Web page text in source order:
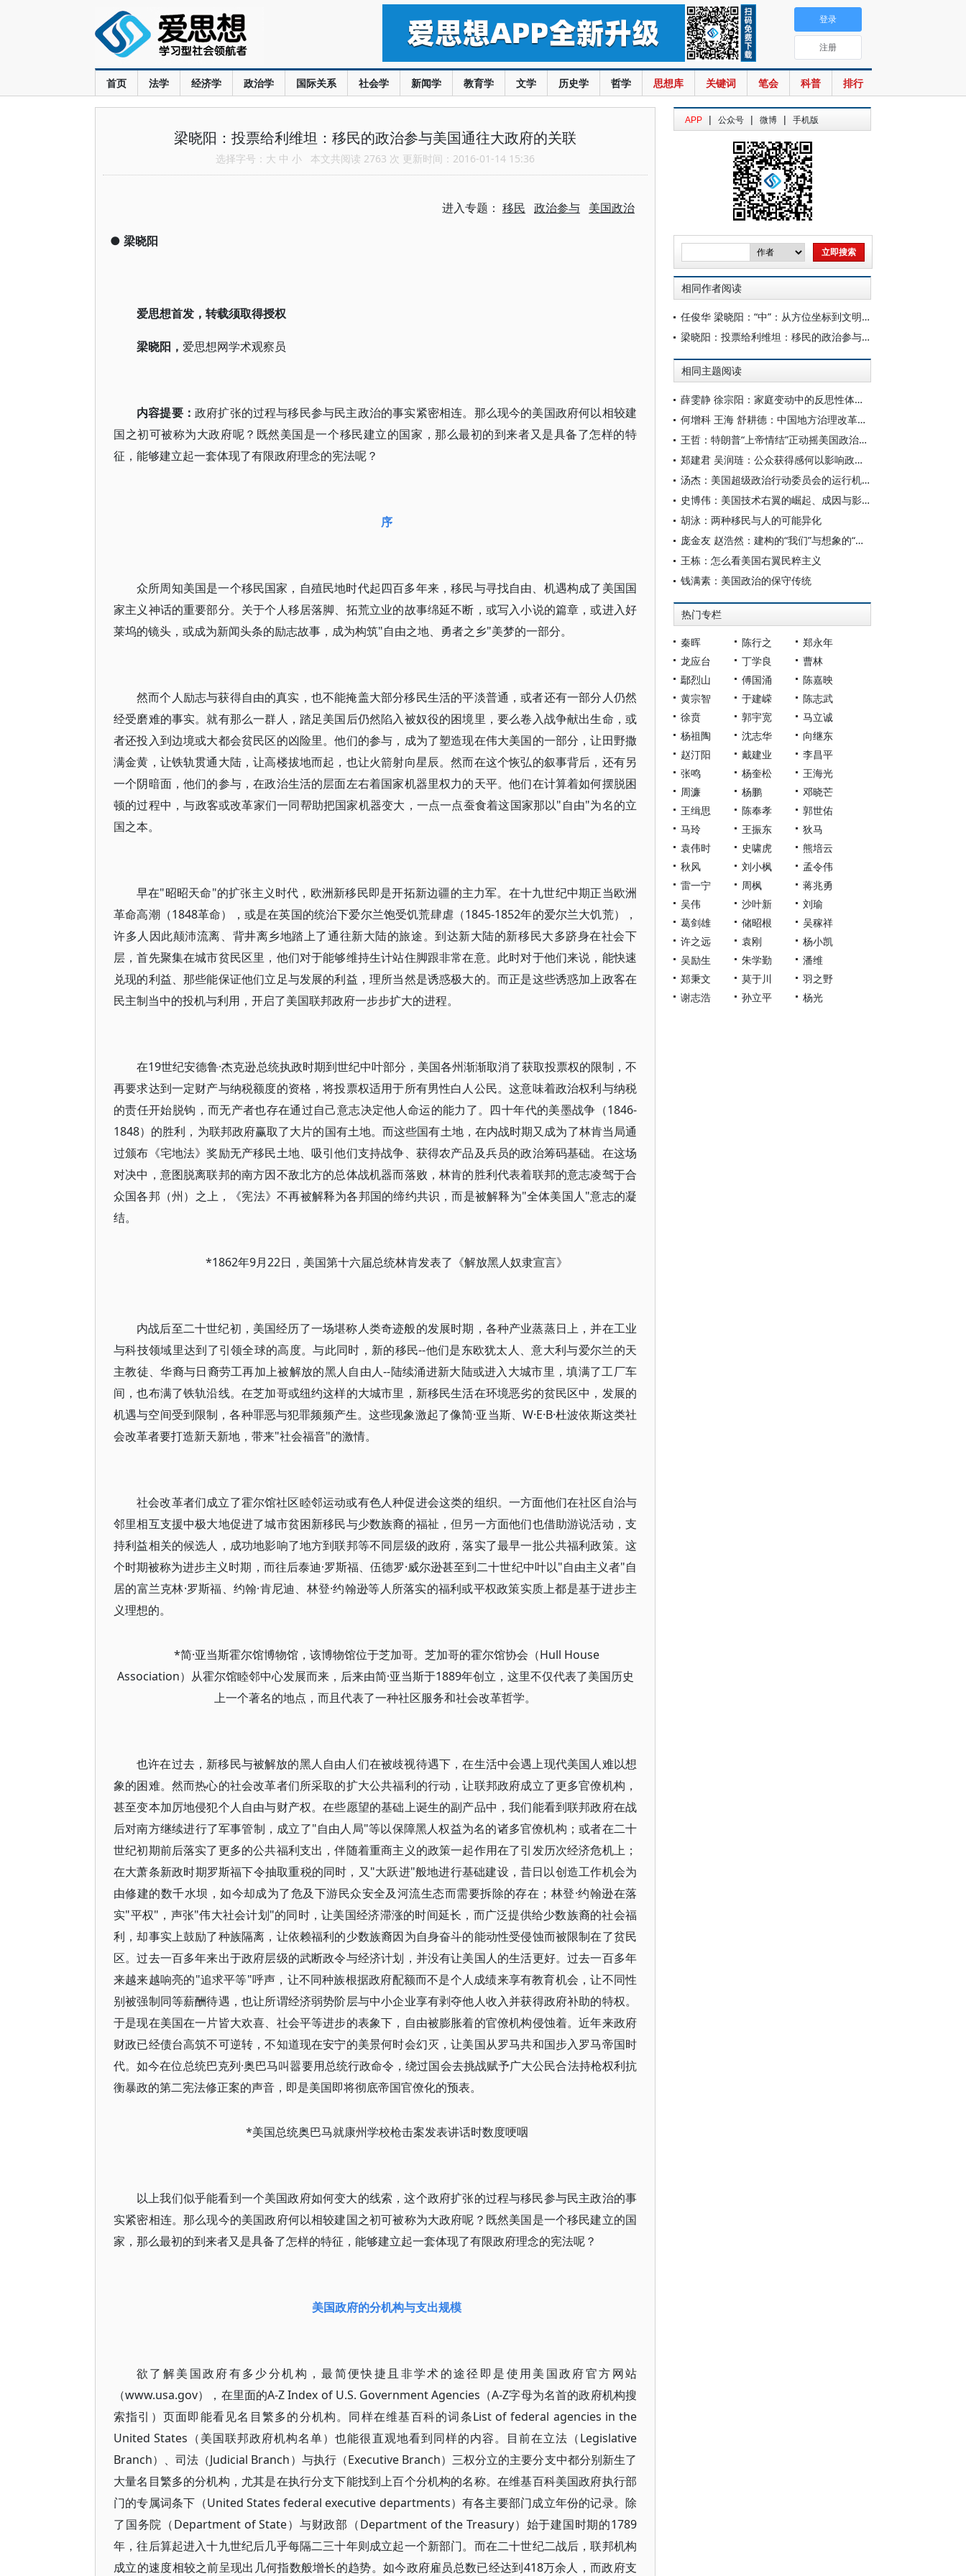
首页 法学 经济学 政治学 国际关系 社会学 新闻学 教育学 文学 历史学 哲学 思想库 关键词 笔会 科普 排行
登录
注册
梁晓阳：投票给利维坦：移民的政治参与美国通往大政府的关联
选择字号： 大 中 小 本文共阅读 2763 次 更新时间：2016-01-14 15:36
进入专题： 移民 政治参与 美国政治
● 梁晓阳
爱思想首发，转载须取得授权
梁晓阳， 爱思想网学术观察员
内容提要： 政府扩张的过程与移民参与民主政治的事实紧密相连。那么现今的美国政府何以相较建
国之初可被称为大政府呢？既然美国是一个移民建立的国家，那么最初的到来者又是具备了怎样的特
征，能够建立起一套体现了有限政府理念的宪法呢？
序
众所周知美国是一个移民国家，自殖民地时代起四百多年来，移民与寻找自由、机遇构成了美国国
家主义神话的重要部分。关于个人移居落脚、拓荒立业的故事绵延不断，或写入小说的篇章，或进入好
莱坞的镜头，或成为新闻头条的励志故事，成为构筑"自由之地、勇者之乡"美梦的一部分。
然而个人励志与获得自由的真实，也不能掩盖大部分移民生活的平淡普通，或者还有一部分人仍然
经受磨难的事实。就有那么一群人，踏足美国后仍然陷入被奴役的困境里，要么卷入战争献出生命，或
者还投入到边境或大都会贫民区的凶险里。他们的参与，成为了塑造现在伟大美国的一部分，让田野撒
满金黄，让铁轨贯通大陆，让高楼拔地而起，也让火箭射向星辰。然而在这个恢弘的叙事背后，还有另
一个阴暗面，他们的参与，在政治生活的层面左右着国家机器里权力的天平。他们在计算着如何摆脱困
顿的过程中，与政客或改革家们一同帮助把国家机器变大，一点一点蚕食着这国家那以"自由"为名的立
国之本。
早在"昭昭天命"的扩张主义时代，欧洲新移民即是开拓新边疆的主力军。在十九世纪中期正当欧洲
革命高潮（1848革命），或是在英国的统治下爱尔兰饱受饥荒肆虐（1845-1852年的爱尔兰大饥荒），
许多人因此颠沛流离、背井离乡地踏上了通往新大陆的旅途。到达新大陆的新移民大多跻身在社会下
层，首先聚集在城市贫民区里，他们对于能够维持生计站住脚跟非常在意。此时对于他们来说，能快速
兑现的利益、那些能保证他们立足与发展的利益，理所当然是诱惑极大的。而正是这些诱惑加上政客在
民主制当中的投机与利用，开启了美国联邦政府一步步扩大的进程。
在19世纪安德鲁·杰克逊总统执政时期到世纪中叶部分，美国各州渐渐取消了获取投票权的限制，不
再要求达到一定财产与纳税额度的资格，将投票权适用于所有男性白人公民。这意味着政治权利与纳税
的责任开始脱钩，而无产者也存在通过自己意志决定他人命运的能力了。四十年代的美墨战争（1846-
1848）的胜利，为联邦政府赢取了大片的国有土地。而这些国有土地，在内战时期又成为了林肯当局通
过颁布《宅地法》奖励无产移民土地、吸引他们支持战争、获得农产品及兵员的政治筹码基础。在这场
对决中，意图脱离联邦的南方因不敌北方的总体战机器而落败，林肯的胜利代表着联邦的意志凌驾于合
众国各邦（州）之上，《宪法》不再被解释为各邦国的缔约共识，而是被解释为"全体美国人"意志的凝
结。
*1862年9月22日，美国第十六届总统林肯发表了《解放黑人奴隶宣言》
内战后至二十世纪初，美国经历了一场堪称人类奇迹般的发展时期，各种产业蒸蒸日上，并在工业
与科技领域里达到了引领全球的高度。与此同时，新的移民--他们是东欧犹太人、意大利与爱尔兰的天
主教徒、华裔与日裔劳工再加上被解放的黑人自由人--陆续涌进新大陆或进入大城市里，填满了工厂车
间，也布满了铁轨沿线。在芝加哥或纽约这样的大城市里，新移民生活在环境恶劣的贫民区中，发展的
机遇与空间受到限制，各种罪恶与犯罪频频产生。这些现象激起了像简·亚当斯、W·E·B·杜波依斯这类社
会改革者要打造新天新地，带来"社会福音"的激情。
社会改革者们成立了霍尔馆社区睦邻运动或有色人种促进会这类的组织。一方面他们在社区自治与
邻里相互支援中极大地促进了城市贫困新移民与少数族裔的福祉，但另一方面他们也借助游说活动，支
持利益相关的候选人，成功地影响了地方到联邦等不同层级的政府，落实了最早一批公共福利政策。这
个时期被称为进步主义时期，而往后泰迪·罗斯福、伍德罗·威尔逊甚至到二十世纪中叶以"自由主义者"自
居的富兰克林·罗斯福、约翰·肯尼迪、林登·约翰逊等人所落实的福利或平权政策实质上都是基于进步主
义理想的。
*简·亚当斯霍尔馆博物馆，该博物馆位于芝加哥。芝加哥的霍尔馆协会（Hull House
Association）从霍尔馆睦邻中心发展而来，后来由简·亚当斯于1889年创立，这里不仅代表了美国历史
上一个著名的地点，而且代表了一种社区服务和社会改革哲学。
也许在过去，新移民与被解放的黑人自由人们在被歧视待遇下，在生活中会遇上现代美国人难以想
象的困难。然而热心的社会改革者们所采取的扩大公共福利的行动，让联邦政府成立了更多官僚机构，
甚至变本加厉地侵犯个人自由与财产权。在些愿望的基础上诞生的副产品中，我们能看到联邦政府在战
后对南方继续进行了军事管制，成立了"自由人局"等以保障黑人权益为名的诸多官僚机构；或者在二十
世纪初期前后落实了更多的公共福利支出，伴随着重商主义的政策一起作用在了引发历次经济危机上；
在大萧条新政时期罗斯福下令抽取重税的同时，又"大跃进"般地进行基础建设，昔日以创造工作机会为
由修建的数千水坝，如今却成为了危及下游民众安全及河流生态而需要拆除的存在；林登·约翰逊在落
实"平权"，声张"伟大社会计划"的同时，让美国经济滞涨的时间延长，而广泛提供给少数族裔的社会福
利，却事实上鼓励了种族隔离，让依赖福利的少数族裔因为自身奋斗的能动性受侵蚀而被限制在了贫民
区。过去一百多年来出于政府层级的武断政令与经济计划，并没有让美国人的生活更好。过去一百多年
来越来越响亮的"追求平等"呼声，让不同种族根据政府配额而不是个人成绩来享有教育机会，让不同性
别被强制同等薪酬待遇，也让所谓经济弱势阶层与中小企业享有剥夺他人收入并获得政府补助的特权。
于是现在美国在一片皆大欢喜、社会平等进步的表象下，自由被膨胀着的官僚机构侵蚀着。近年来政府
财政已经债台高筑不可逆转，不知道现在安宁的美景何时会幻灭，让美国从罗马共和国步入罗马帝国时
代。如今在位总统巴克列·奥巴马叫嚣要用总统行政命令，绕过国会去挑战赋予广大公民合法持枪权利抗
衡暴政的第二宪法修正案的声音，即是美国即将彻底帝国官僚化的预表。
*美国总统奥巴马就康州学校枪击案发表讲话时数度哽咽
以上我们似乎能看到一个美国政府如何变大的线索，这个政府扩张的过程与移民参与民主政治的事
实紧密相连。那么现今的美国政府何以相较建国之初可被称为大政府呢？既然美国是一个移民建立的国
家，那么最初的到来者又是具备了怎样的特征，能够建立起一套体现了有限政府理念的宪法呢？
美国政府的分机构与支出规模
欲了解美国政府有多少分机构，最简便快捷且非学术的途径即是使用美国政府官方网站
（www.usa.gov），在里面的A-Z Index of U.S. Government Agencies（A-Z字母为名首的政府机构搜
索指引）页面即能看见名目繁多的分机构。同样在维基百科的词条List of federal agencies in the
United States（美国联邦政府机构名单）也能很直观地看到同样的内容。目前在立法（Legislative
Branch）、司法（Judicial Branch）与执行（Executive Branch）三权分立的主要分支中都分别新生了
大量名目繁多的分机构，尤其是在执行分支下能找到上百个分机构的名称。在维基百科美国政府执行部
门的专属词条下（United States federal executive departments）有各主要部门成立年份的记录。除
了国务院（Department of State）与财政部（Department of the Treasury）始于建国时期的1789
年，往后算起进入十九世纪后几乎每隔二三十年则成立起一个新部门。而在二十世纪二战后，联邦机构
成立的速度相较之前呈现出几何指数般增长的趋势。如今政府雇员总数已经达到418万余人，而政府支
APP | 公众号 | 微博 | 手机版
相同作者阅读
任俊华 梁晓阳：“中”：从方位坐标到文明基因
梁晓阳：投票给利维坦：移民的政治参与美国通往大政府的关联
相同主题阅读
薛雯静 徐宗阳：家庭变动中的反思性体认——以宁夏政策性搬迁安置区的移民为例
何增科 王海 舒耕德：中国地方治理改革、政治参与和政治合法性初探
王哲：特朗普“上帝情结”正动摇美国政治与宗教秩序
郑建君 吴润琏：公众获得感何以影响政治认同——基于制度化政治参与和政治价值观的分析
汤杰：美国超级政治行动委员会的运行机制研究
史博伟：美国技术右翼的崛起、成因与影响
胡泳：两种移民与人的可能异化
庞金友 赵浩然：建构的“我们”与想象的“敌人”：当代美国政治叙事中的阴谋论
王栋：怎么看美国右翼民粹主义
钱满素：美国政治的保守传统
热门专栏
秦晖 陈行之
郑永年
龙应台
丁学良
曹林
鄢烈山
傅国涌
陈嘉映
黄宗智
于建嵘
陈志武
徐贲
郭宇宽
马立诚
杨祖陶
沈志华
向继东
赵汀阳
戴建业
李昌平
张鸣
杨奎松
王海光
周濂
杨鹏
邓晓芒
王缉思
陈奉孝
郭世佑
马玲
王振东
狄马
袁伟时
史啸虎
熊培云
秋风
刘小枫
孟令伟
雷一宁
周枫
蒋兆勇
吴伟
沙叶新
刘瑜
葛剑雄
储昭根
吴稼祥
许之远
袁刚
杨小凯
吴励生
朱学勤
潘维
郑秉文
莫于川
羽之野
谢志浩
孙立平 杨光